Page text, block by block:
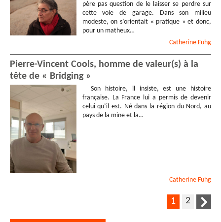
père pas question de le laisser se perdre sur
cette voie de garage. Dans son milieu
modeste, on s’orientait « pratique » et donc,
pour un matheux…
Catherine Fuhg
Pierre-Vincent Cools, homme de valeur(s) à la
tête de « Bridging »
Son histoire, il insiste, est une histoire
française. La France lui a permis de devenir
celui qu’il est. Né dans la région du Nord, au
pays de la mine et la…
Catherine Fuhg
1 2